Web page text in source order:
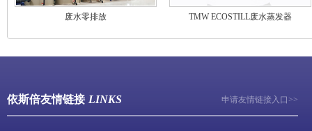
废水零排放 TMW ECOSTILL废水蒸发器
依斯倍友情链接 LINKS 申请友情链接入口>>